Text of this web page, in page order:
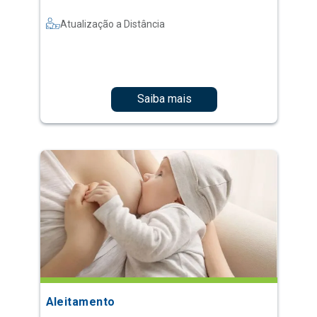
Atualização a Distância
Saiba mais
Aleitamento